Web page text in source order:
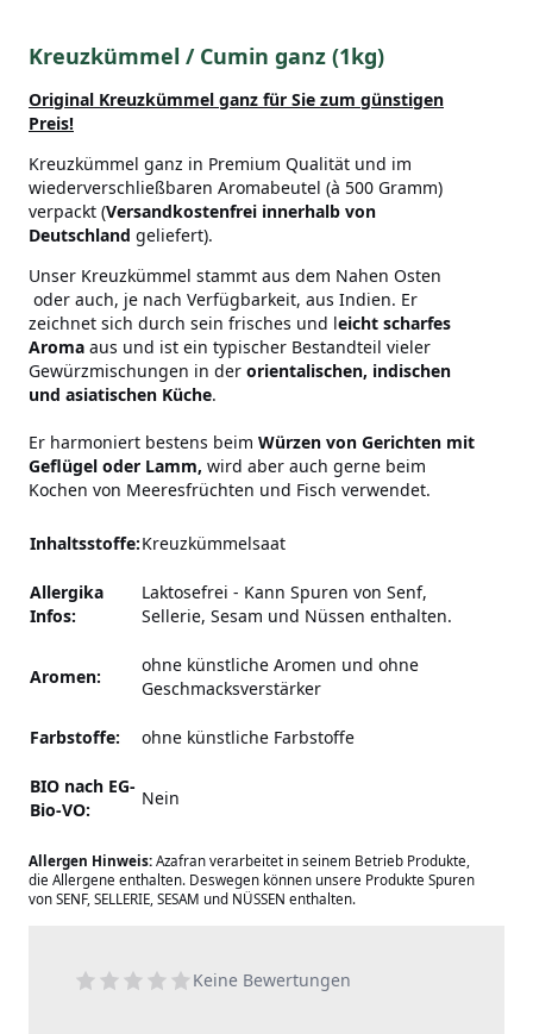
Kreuzkümmel / Cumin ganz (1kg)
Original Kreuzkümmel ganz für Sie zum günstigen
Preis!
Kreuzkümmel ganz in Premium Qualität und im
wiederverschließbaren Aromabeutel (à 500 Gramm)
verpackt (Versandkostenfrei innerhalb von
Deutschland geliefert).
Unser Kreuzkümmel stammt aus dem Nahen Osten
oder auch, je nach Verfügbarkeit, aus Indien. Er
zeichnet sich durch sein frisches und leicht scharfes
Aroma aus und ist ein typischer Bestandteil vieler
Gewürzmischungen in der orientalischen, indischen
und asiatischen Küche.
Er harmoniert bestens beim Würzen von Gerichten mit
Geflügel oder Lamm, wird aber auch gerne beim
Kochen von Meeresfrüchten und Fisch verwendet.
Inhaltsstoffe:Kreuzkümmelsaat
Allergika
Infos:
Laktosefrei - Kann Spuren von Senf,
Sellerie, Sesam und Nüssen enthalten.
Aromen:
ohne künstliche Aromen und ohne
Geschmacksverstärker
Farbstoffe: ohne künstliche Farbstoffe
BIO nach EG-
Bio-VO:
Nein
Allergen Hinweis: Azafran verarbeitet in seinem Betrieb Produkte,
die Allergene enthalten. Deswegen können unsere Produkte Spuren
von SENF, SELLERIE, SESAM und NÜSSEN enthalten.
Keine Bewertungen